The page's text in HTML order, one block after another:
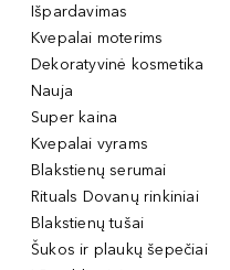
Išpardavimas
Kvepalai moterims
Dekoratyvinė kosmetika
Nauja
Super kaina
Kvepalai vyrams
Blakstienų serumai
Rituals Dovanų rinkiniai
Blakstienų tušai
Šukos ir plaukų šepečiai